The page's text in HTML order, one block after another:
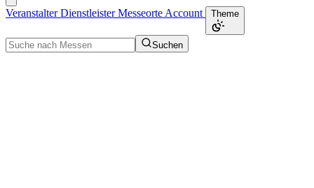
VeranstalterDienstleisterMesseorte Account Theme
Suchen